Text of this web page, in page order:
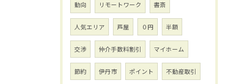
動向 リモートワーク 書斎
人気エリア 芦屋 ０円 半額
交渉 仲介手数料割引 マイホーム
節約 伊丹市 ポイント 不動産取引